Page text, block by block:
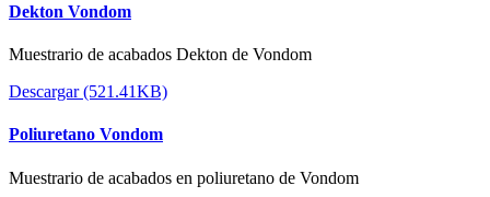
Dekton Vondom
Muestrario de acabados Dekton de Vondom
Descargar (521.41KB)
Poliuretano Vondom
Muestrario de acabados en poliuretano de Vondom